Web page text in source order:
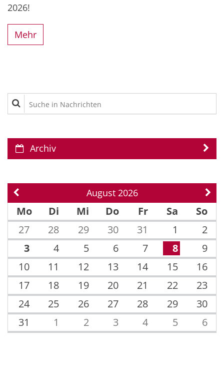
2026!
Mehr
Suche in Nachrichten
Archiv
Vorherige Seite August 2026
Mo
Di Mi Do Fr Sa
So
27
28 29 30 31 1
2
3
4 5 6 7 8
9
10
11 12 13 14 15
16
17
18 19 20 21 22
23
24
25 26 27 28 29
30
31
1 2 3 4 5 6